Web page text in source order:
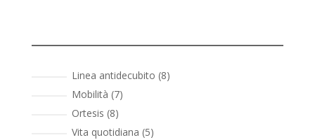
Linea antidecubito 88
Mobilità 77
Ortesis 88
prodotti
Vita quotidiana 55